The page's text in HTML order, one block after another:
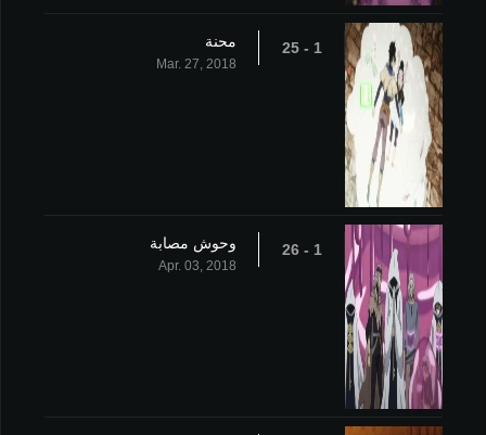
1 - 25 محنة
Mar. 27, 2018
1 - 26 وحوش مصابة
Apr. 03, 2018